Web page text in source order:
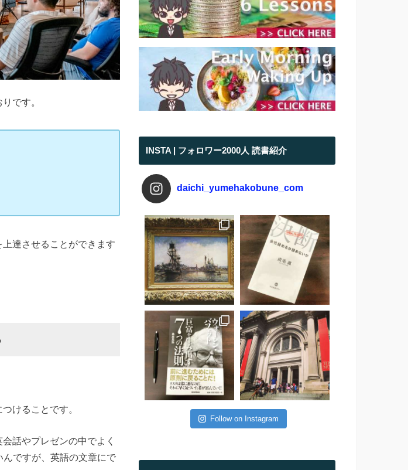
です。
達させることができます
けることです。
話やプレゼンの中でよく
ですが、英語の文章にで
INSTA | フォロワー2000人 読書紹介
daichi_yumehakobune_com
Follow on Instagram